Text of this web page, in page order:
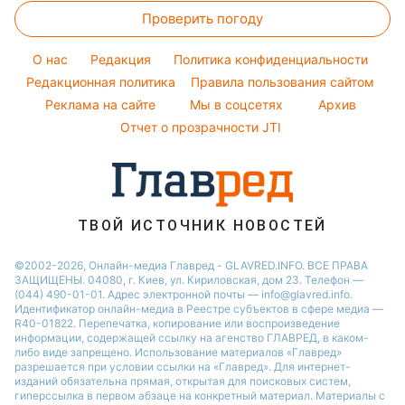
Ольга Сумская
Филипп Киркоров
Новости Ровно
Праздничное меню
Все о шоу-бизнесе
Погода на сегодня
Погода на завтра
Пылевая буря
Уборка
Комнатные растения
Авто
Проверить погоду
O нас Редакция
Политика конфиденциальности
Редакционная политика
Правила пользования сайтом
Реклама на сайте
Мы в соцсетях
Архив
Отчет о прозрачности JTI
ТВОЙ ИСТОЧНИК НОВОСТЕЙ
©2002-2026, Онлайн-медиа Главред - GLAVRED.INFO. ВСЕ ПРАВА
ЗАЩИЩЕНЫ. 04080, г. Киев, ул. Кириловская, дом 23. Телефон —
(044) 490-01-01. Адрес электронной почты — info@glavred.info.
Идентификатор онлайн-медиа в Реестре cубъектов в сфере медиа —
R40-01822. Перепечатка, копирование или воспроизведение
информации, содержащей ссылку на агенство ГЛАВРЕД, в каком-
либо виде запрещено. Использование материалов «Главред»
разрешается при условии ссылки на «Главред». Для интернет-
изданий обязательна прямая, открытая для поисковых систем,
гиперссылка в первом абзаце на конкретный материал. Материалы с